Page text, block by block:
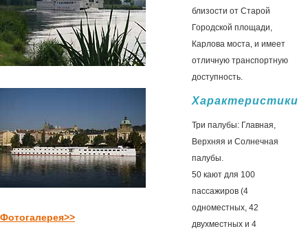
Фотогалерея>>
близости от Старой
Городской площади,
Карлова моста, и имеет
отличную транспортную
доступность.
Характеристики
Три палубы: Главная,
Верхняя и Солнечная
палубы.
50 кают для 100
пассажиров (4
одноместных, 42
двухместных и 4